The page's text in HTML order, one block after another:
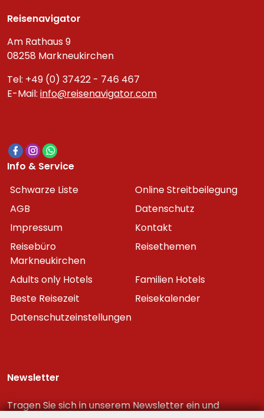
Reisenavigator
Am Rathaus 9
08258 Markneukirchen
Tel: +49 (0) 37422 - 746 467
E-Mail: info@reisenavigator.com
Info & Service
Schwarze Liste
Online Streitbeilegung
AGB
Datenschutz
Impressum
Kontakt
Reisebüro
Markneukirchen
Reisethemen
Adults only Hotels
Familien Hotels
Beste Reisezeit
Reisekalender
Datenschutzeinstellungen
Newsletter
Tragen Sie sich in unserem Newsletter ein und